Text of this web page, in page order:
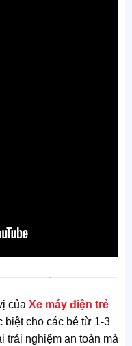
——————
của Xe máy điện trẻ
cho các bé từ 1-3
trải nghiệm an toàn mà